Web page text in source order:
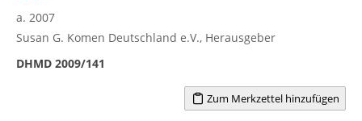
a. 2007
Susan G. Komen Deutschland e.V., Herausgeber
DHMD 2009/141
Zum Merkzettel hinzufügen